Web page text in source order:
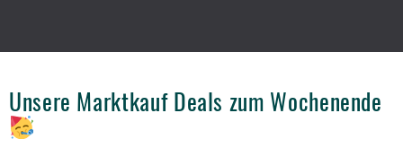
Unsere Marktkauf Deals zum Wochenende